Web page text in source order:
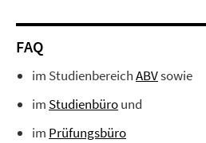
FAQ
im StudienbereichABVsowie
im Studienbüround
im Prüfungsbüro